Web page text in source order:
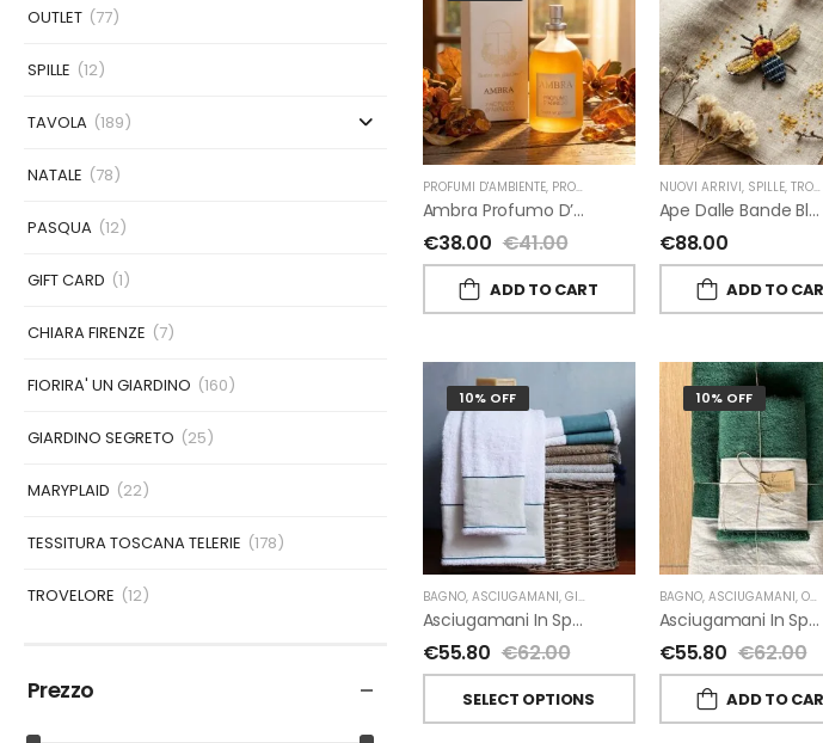
OUTLET (77)
SPILLE (12)
TAVOLA (189)
NATALE (78)
PASQUA (12)
GIFT CARD (1)
CHIARA FIRENZE (7)
FIORIRA' UN GIARDINO (160)
GIARDINO SEGRETO (25)
MARYPLAID (22)
TESSITURA TOSCANA TELERIE (178)
TROVELORE (12)
Prezzo
PROFUMI D'AMBIENTE, PROFUMI D'AMBIENTE FIORIRA' UN GIARDINO ,
Ambra Profumo D’ambiente Di Fiorirà Un Giardino
€38.00 €41.00
ADD TO CART
NUOVI ARRIVI, SPILLE, TROVELORE
Ape Dalle Bande Blu Spilla Decorata A Mano Di Trovelore
€88.00
ADD TO
10% OFF
BAGNO, ASCIUGAMANI, GIARDINO SEGRETO
Asciugamani In Spugna E Lino Di Giardino Segreto
€55.80 €62.00
SELECT OPTIONS
10% OFF
BAGNO, ASCIUGAMANI, OUTLET
Asciugamani In Spugna E Lino Di Giardino Segreto
€55.80 €62.00
ADD TO